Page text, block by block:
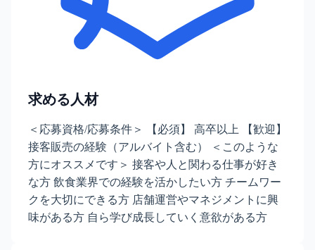
求める人材
＜応募資格/応募条件＞ 【必須】 高卒以上 【歓迎】
接客販売の経験（アルバイト含む） ＜このような
方にオススメです＞ 接客や人と関わる仕事が好き
な方 飲食業界での経験を活かしたい方 チームワー
クを大切にできる方 店舗運営やマネジメントに興
味がある方 自ら学び成長していく意欲がある方